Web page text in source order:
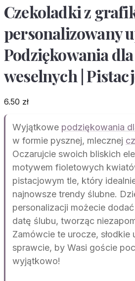
Czekoladki z
personalizowany
Podziękowania
weselnych |
6.50 zł
Wyjątkowe podziękowania
w formie pysznej, mlecznej
Oczarujcie swoich bliskich
motywem fioletowych
pistacjowym tle, który
najnowsze trendy ślubne.
personalizacji możecie
datę ślubu, tworząc
Zamówcie te urocze, słodkie
sprawcie, by Wasi goście
wyjątkowo!